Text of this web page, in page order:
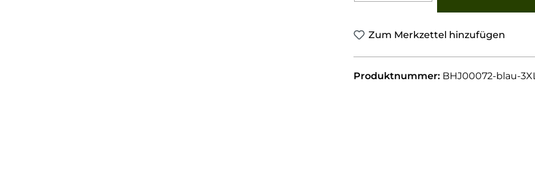
Zum Merkzettel hinzufügen
Produktnummer: BHJ00072-blau-